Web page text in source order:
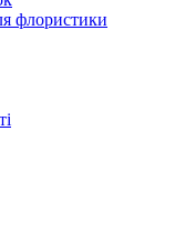
флористики